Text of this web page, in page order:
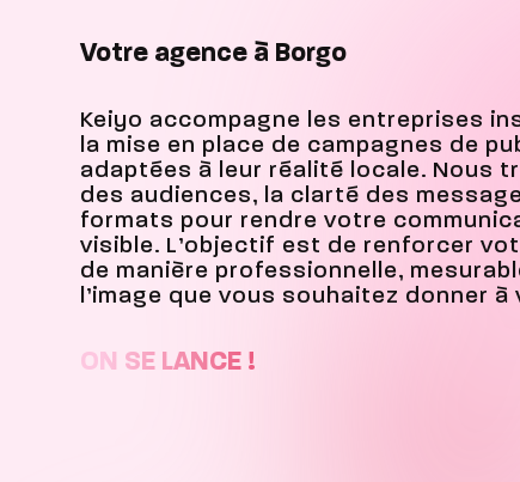
Votre agence à Borgo
Keiyo accompagne les entreprises
la mise en place de campagnes de
adaptées à leur réalité locale. Nous
des audiences, la clarté des
formats pour rendre votre
visible. L’objectif est de renforcer
de manière professionnelle,
l’image que vous souhaitez donner
ON SE LANCE !